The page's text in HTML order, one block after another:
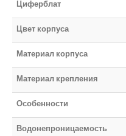
Циферблат
Цвет корпуса
Материал корпуса
Материал крепления
Особенности
Водонепроницаемость